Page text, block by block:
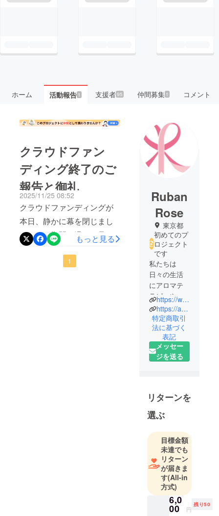
ホーム 活動報告1 支援者95 仲間募集 1 コメント
クラウドファン
ディング終了のご
報告と御礼
2025/11/25 08:52
クラウドファンディングが
本日、静かに幕を閉じまし
た。この期間、温かく見守
り、応援してくださった皆
さまに、心より感謝申し上
もっと見る
1
Ruban
Rose
東京都
初めてのプ
ロジェクト
です
私たちは
日々の生活
にアロマテ
ラピーや
ハーブを取
り入れるこ
とで、自ら
の自然治癒
力を最大限
に発揮し
むことを目
標にした、
乳がんの患
https://www.rubanrose.jp/
https://ameblo.jp/rubanrose-aroma/
特定商取引
法に基づく
表記
メッセー
ジを送る
リターンを
選ぶ
目標金額
未達でも
リターン
が届きま
す(All-in
方式)
6,0
00 円
残り50